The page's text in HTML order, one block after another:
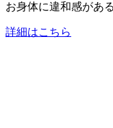
お身体に違和感があ
詳細はこちら